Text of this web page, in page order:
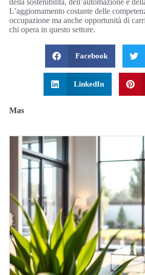
della sostenibilità, dell’automazione e
L’aggiornamento costante delle
occupazione ma anche opportunità di
chi opera in questo settore.
Facebook
LinkedIn
Mas